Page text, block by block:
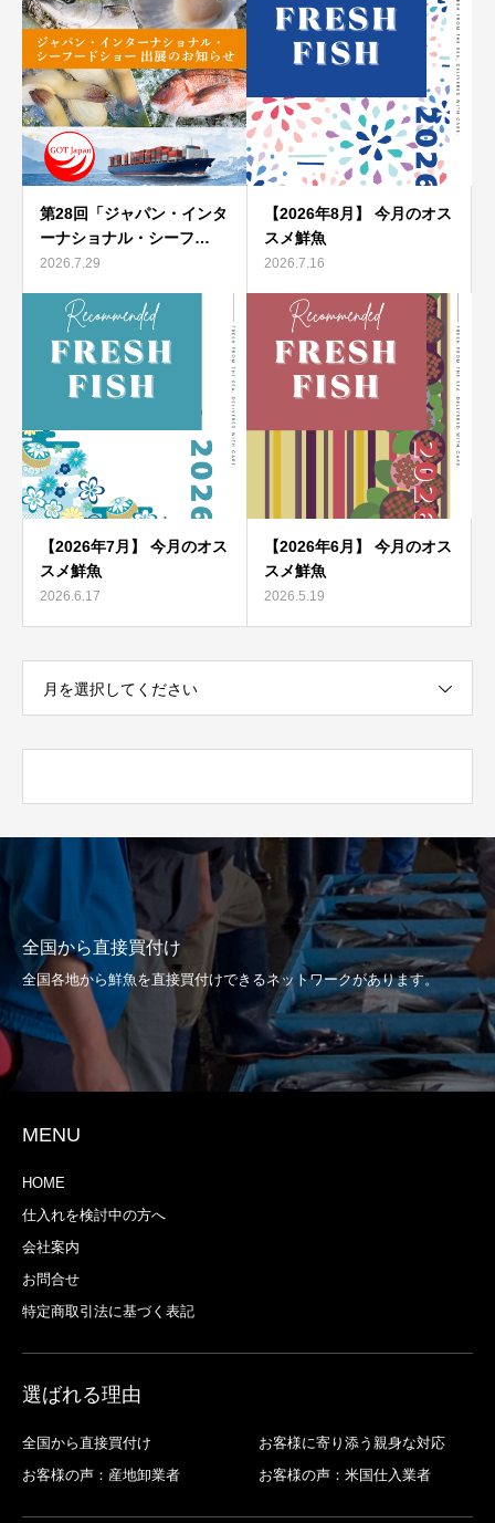
第28回「ジャパン・インタ
ーナショナル・シーフ…
2026.7.29
【2026年8月】 今月のオス
スメ鮮魚
2026.7.16
【2026年7月】 今月のオス
スメ鮮魚
2026.6.17
【2026年6月】 今月のオス
スメ鮮魚
2026.5.19
月を選択してください
全国から直接買付け
全国各地から鮮魚を直接買付けできるネットワークがあります。
MENU
HOME
仕入れを検討中の方へ
会社案内
お問合せ
特定商取引法に基づく表記
選ばれる理由
全国から直接買付け
お客様に寄り添う親身な対応
お客様の声：産地卸業者
お客様の声：米国仕入業者